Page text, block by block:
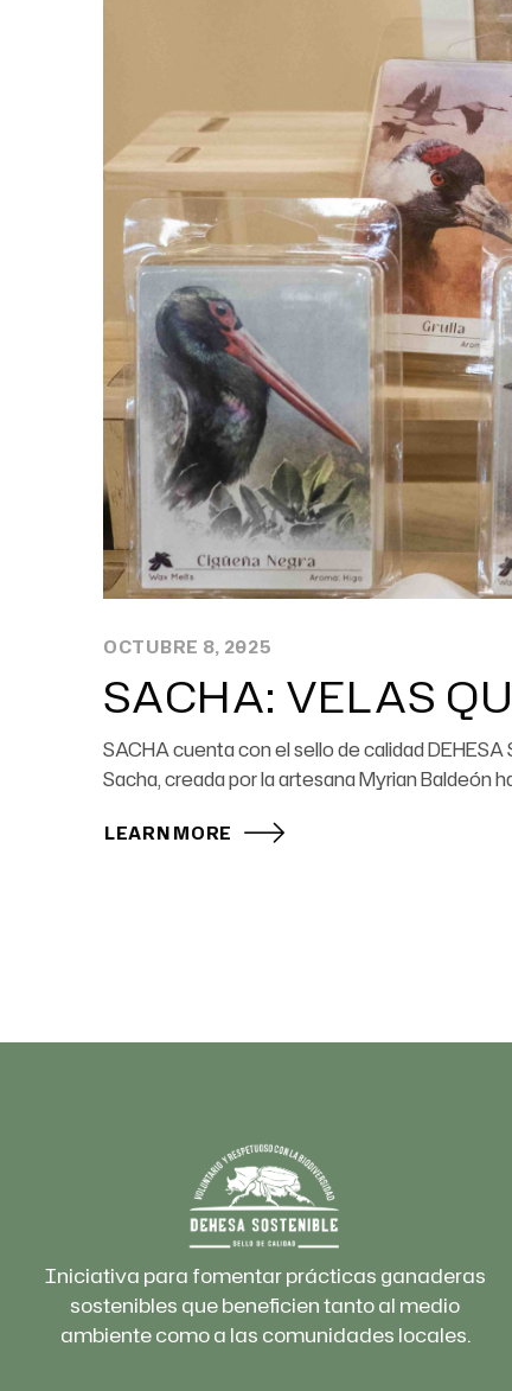
OCTUBRE 8, 2025
SACHA: VELAS
SACHA cuenta con el sello de calidad
Sacha, creada por la artesana Myrian Baldeón
LEARN MORE
Iniciativa para fomentar prácticas ganaderas
sostenibles que beneficien tanto al medio
ambiente como a las comunidades locales.